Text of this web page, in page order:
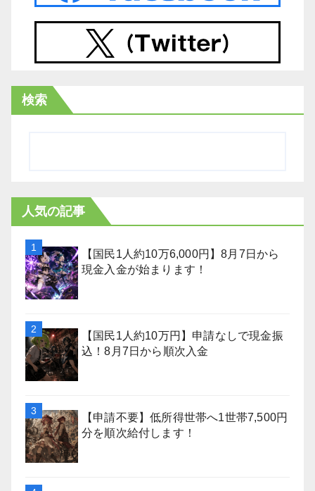
検索
人気の記事
【国民1人約10万6,000円】8月7日から
現金入金が始まります！
【国民1人約10万円】申請なしで現金振
込！8月7日から順次入金
【申請不要】低所得世帯へ1世帯7,500円
分を順次給付します！